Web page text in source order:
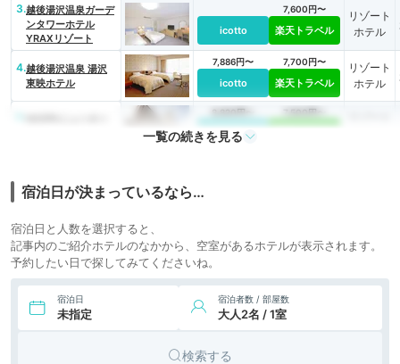
3.越後湯沢温泉ガーデ
ンタワーホテル
YRAXリゾート
icotto
7,600円〜
楽天トラベル
リゾート
ホテル
4.越後湯沢温泉 湯沢
東映ホテル
7,886円〜
icotto
7,700円〜
楽天トラベル
リゾート
ホテル
8,820円〜
icotto
7,500円〜
一覧の続きを見る
宿泊日が決まっているなら…
宿泊日と人数を選択すると、
記事内のご紹介ホテルのなかから、空室があるホテルが表示されます。
予約したい日で探してみてくださいね。
宿泊日
未指定
宿泊者数 / 部屋数
大人2名 / 1室
検索する